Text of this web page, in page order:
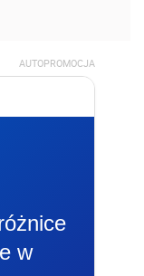
AUTOPROMOCJA
w